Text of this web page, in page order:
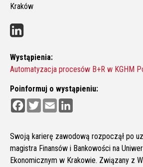
Kraków
Wystąpienia:
Automatyzacja procesów B+R w KGHM
Poinformuj o wystąpieniu:
F
a
b
o
o
k
T
w
t
e
r
E
m
l
e
d
I
n
Swoją karierę zawodową rozpoczął po
magistra Finansów i Bankowości na
Ekonomicznym w Krakowie. Związany z